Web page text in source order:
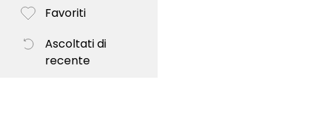
Favoriti
Ascoltati di
recente